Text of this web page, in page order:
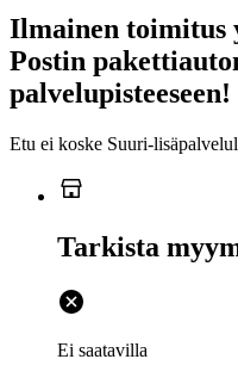
Ilmainen toimitus
Postin
palvelupisteeseen!
Etu ei koske
Tarkista
Ei saatavilla